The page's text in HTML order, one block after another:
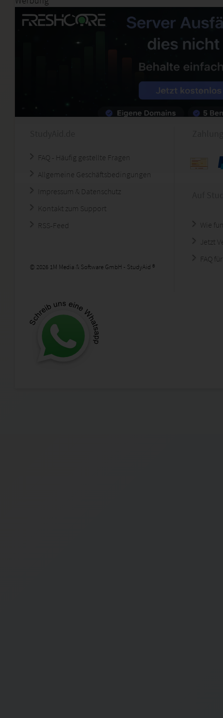
FAQ - Häufig gestellte Fragen
Allgemeine Geschäftsbedingungen
Impressum & Datenschutz
Kontakt zum Support
RSS-Feed
© 2026 1M Media & Software GmbH - StudyAid ®
Wie
Jetzt
FAQ